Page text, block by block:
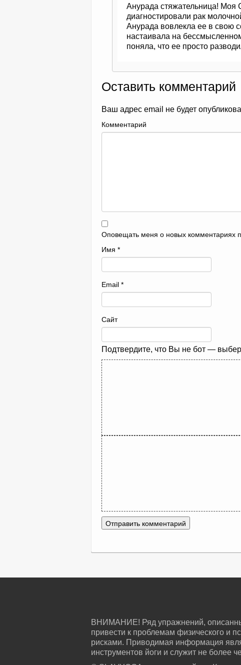
Анурада стяжательница! Моя
диагностировали рак
Анурада вовлекла ее в свою
настаивала на
поняла, что ее просто
Оставить комментарий
Ваш адрес email не будет
Комментарий
Оповещать меня о новых комментариях
Имя *
Email *
Сайт
Подтвердите, что Вы не бот —
ВНИМАНИЕ! Ряд упражнений,
привести к проблемам физического и
рисками. Приводимая информация
инструментов йоги и служит не более